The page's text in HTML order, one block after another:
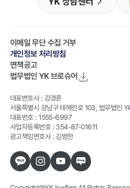
이메일 무단 수집 거부
개인정보 처리방침
면책공고
법무법인 YK브로슈어
대표변호사 : 강경훈
서울특별시 강남구 테헤란로 103, 법무법인
대표번호 : 1555-6997
사업자등록번호 : 354-87-01611
광고책임변호사 : 김범한